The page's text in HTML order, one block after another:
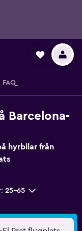
FAQ
Barcelona-
hyrbilar från
25-65